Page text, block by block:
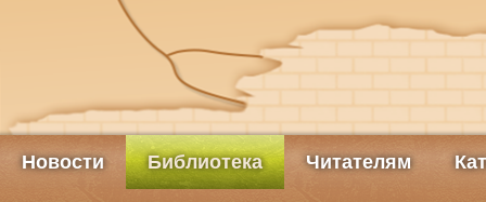
Новости Библиотека Читателям